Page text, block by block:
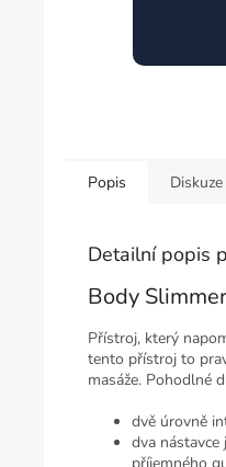
Popis Diskuze
Detailní popis
Body
Přístroj, který
tento přístroj to
masáže. Pohodlné
dvě úrovně
dva
příjemného